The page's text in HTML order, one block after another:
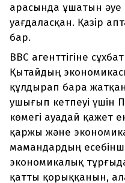
арасында ұшатын әуе
уағдаласқан. Қазір
бар.
BBC агенттігіне
Қытайдың
құлдырап бара
ушығып кетпеуі үшін
көмегі ауадай қажет
қаржы және
мамандардың
экономикалық
қатты қорыққанын,